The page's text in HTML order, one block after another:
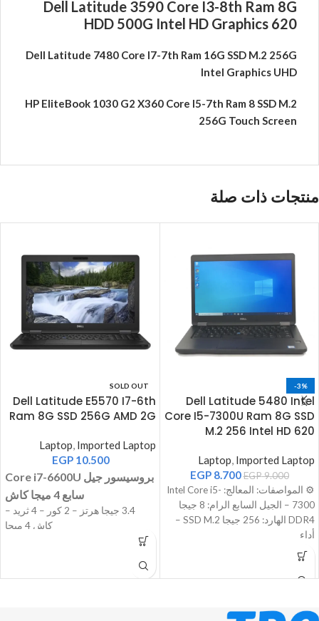
Dell Latitude 3590 Core I3-8th Ram 8G
HDD 500G Intel HD Graphics 620
Dell Latitude 7480 Core I7-7th Ram 16G SSD M.2 256G
Intel Graphics UHD
HP EliteBook 1030 G2 X360 Core I5-7th Ram 8 SSD M.2
256G Touch Screen
منتجات ذات صلة
-3%
Dell Latitude 5480 Intel
Core I5-7300U Ram 8G SSD
M.2 256 Intel HD 620
Laptop Imported Laptop
EGP9.000
EGP8.700
⚙️ المواصفات: المعالج: Intel Core i5-
7300 – الجيل السابع الرام: 8 جيجا
DDR4 الهارد: 256 جيجا SSD M.2 –
أداء
SOLD OUT
Dell Latitude E5570 I7-6th
Ram 8G SSD 256G AMD 2G
Laptop Imported Laptop
EGP10.500
Core i7-6600U بروسيسور جيل
سابع 4 ميجا كاش
3.4 جيجا هرتز – 2 كور – 4 ثريد –
كاش 4 ميجا
اللاب بيجي بكارتين شاشة الاول
الثانى AMD Radeon R7 M360 2G